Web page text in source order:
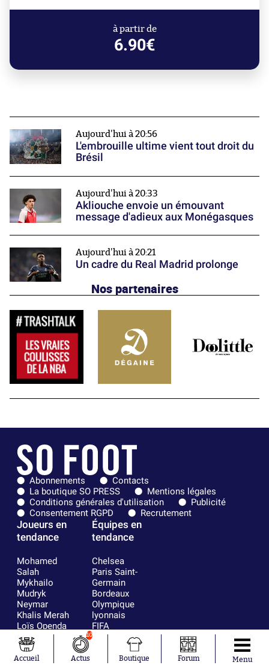
à partir de
6.90€
Aujourd'hui à 20:56
L'embrouille ultime vient tout droit du
Brésil
Aujourd'hui à 20:33
Akliouche envoie un émouvant
message d'adieux aux Monégasques
Aujourd'hui à 20:21
Un cadre du Real Madrid prolonge
Nos partenaires
Abonnements
Contacts
La boutique SO PRESS
Mentions légales
Conditions générales d'utilisation
Publicité
Consentement RGPD
Recrutement
Joueurs en
tendance
Mohamed
Salah
Mykhailo
Mudryk
Neymar
Khalis Merah
Loïs Openda
Moussa
Niakhaté
Nicolás
Équipes en
tendance
Chelsea
Paris Saint-
Germain
Bordeaux
Olympique
lyonnais
FIFA
Real Madrid
RC Strasbourg
AC Milan
Accueil
10
Actus Boutique Forum Menu